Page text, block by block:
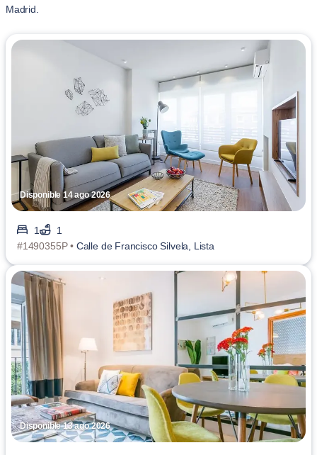
Madrid.
Disponible 14 ago 2026
1
1
#1490355P • Calle de Francisco Silvela, Lista
Disponible 13 ago 2026